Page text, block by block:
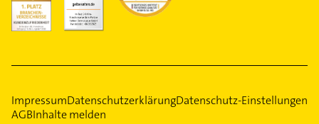
ImpressumDatenschutzerklärungDatenschutz-Einstellungen
AGBInhalte melden